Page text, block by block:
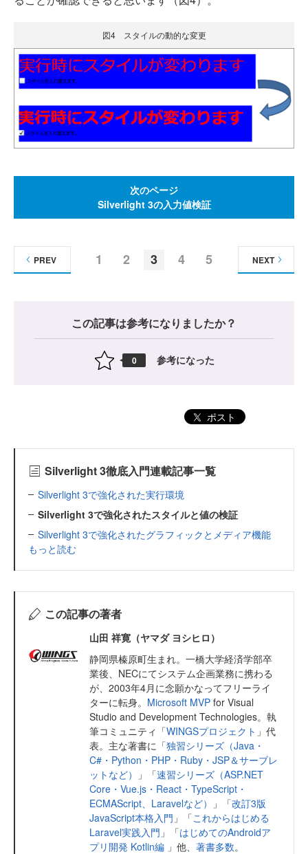
図4 スタイルの動的な変更
次のページ
Silverlight 3の入力値検証
1 2 3 4 5
PREV NEXT
この記事は参考になりましたか？
0 参考になった
ポスト
Silverlight 3徹底入門連載記事一覧
Silverlight 3で強化された実行環境
Silverlight 3で強化されたスタイルと値の検証
Silverlight 3で強化されたグラフィックとメディア機能
もっと読む
この記事の著者
山田 祥寛（ヤマダ ヨシヒロ）
静岡県榛原町生まれ。一橋大学経済学部卒
業後、NECにてシステム企画業務に携わる
が、2003年4月に念願かなってフリーライ
ターに転身。 Microsoft MVP for Visual
Studio and Development Technologies。執
筆コミュニティ「WINGSプロジェクト 」代
表。主な著書に「独習シリーズ（Java・
C#・Python・PHP・Ruby・JSP＆サーブレ
ットなど）
」「速習シリーズ（ASP.NET
Core・Vue.js・React・TypeScript・
ECMAScript、Laravelなど）
」「改訂3版
JavaScript本格入門 」「これからはじめる
Laravel実践入門 」「はじめてのAndroidア
プリ開発 Kotlin編 」他、 著書多数。